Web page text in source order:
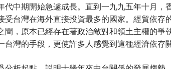
代中期開始急遽成長。直到一九九五年十月，
台灣在海外直接投資最多的國家。經貿依存
，原本已經存在著政治敵對和領土主權的爭
灣的手段，更使許多人感覺到這種經濟依存